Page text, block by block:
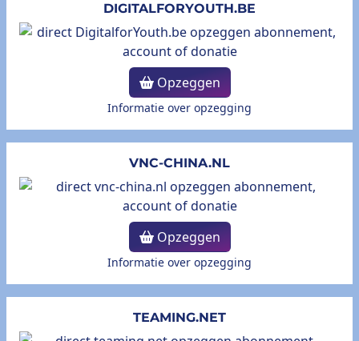
DIGITALFORYOUTH.BE
Opzeggen
Informatie over opzegging
VNC-CHINA.NL
Opzeggen
Informatie over opzegging
TEAMING.NET